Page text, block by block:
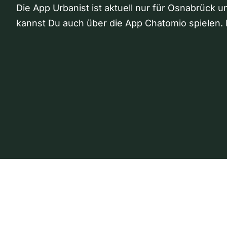
Die App Urbanist ist aktuell nur für Osnabrück
kannst Du auch über die App Chatomio